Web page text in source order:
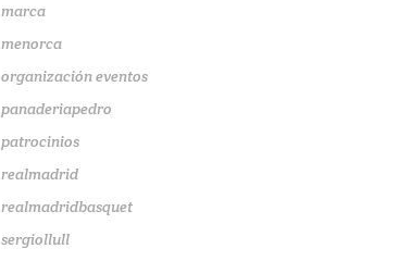
marca
menorca
organización eventos
panaderiapedro
patrocinios
realmadrid
realmadridbasquet
sergiollull